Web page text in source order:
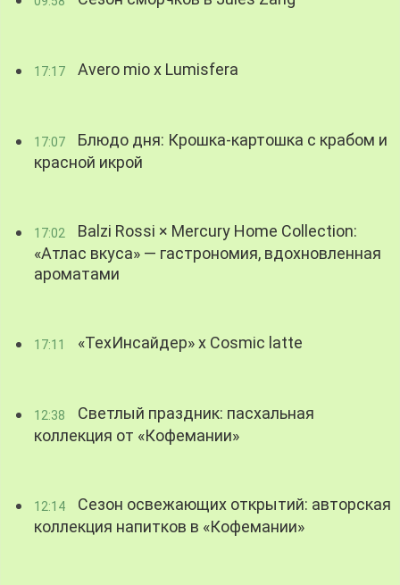
17:17 Avero mio x Lumisfera
17:07
Блюдо дня: Крошка-картошка с крабом и
красной икрой
17:02
Balzi Rossi × Mercury Home Collection:
«Атлас вкуса» — гастрономия, вдохновленная
ароматами
17:11 «ТехИнсайдер» х Cosmic latte
12:38
Светлый праздник: пасхальная
коллекция от «Кофемании»
12:14
Сезон освежающих открытий: авторская
коллекция напитков в «Кофемании»